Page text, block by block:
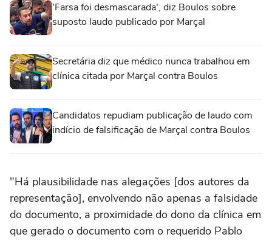
'Farsa foi desmascarada', diz Boulos sobre
suposto laudo publicado por Marçal
Secretária diz que médico nunca trabalhou em
clínica citada por Marçal contra Boulos
Candidatos repudiam publicação de laudo com
indício de falsificação de Marçal contra Boulos
"Há plausibilidade nas alegações [dos autores da
representação], envolvendo não apenas a falsidade
do documento, a proximidade do dono da clínica em
que gerado o documento com o requerido Pablo